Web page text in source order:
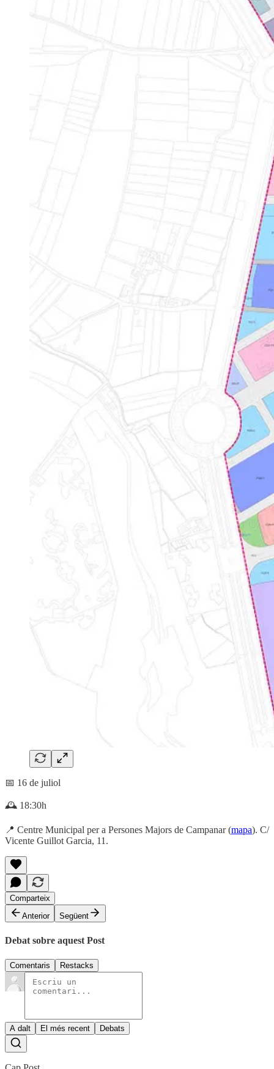
📅 16 de juliol
🕰️ 18:30h
📍 Centre Municipal per a Persones Majors de Campanar (mapa). C/
Vicente Guillot Garcia, 11.
Comparteix
Anterior
Següent
Debat sobre aquest Post
Comentaris Restacks
A dalt El més recent Debats